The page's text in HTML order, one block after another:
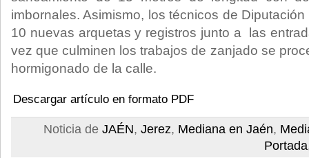
imbornales. Asimismo, los técnicos de
10 nuevas arquetas y registros junto a las
vez que culminen los trabajos de zanjado se
hormigonado de la calle.
Descargar artículo en formato PDF
Noticia de JAÉN, Jerez, Mediana en Jaén,
Portada